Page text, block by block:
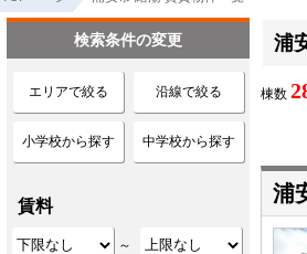
浦
棟数
浦
検索条件の変更
エリアで絞る 沿線で絞る
小学校から探す 中学校から探す
賃料
～